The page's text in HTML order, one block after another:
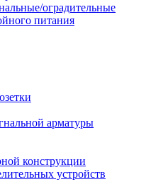
оградительные
питания
арматуры
конструкции
устройств